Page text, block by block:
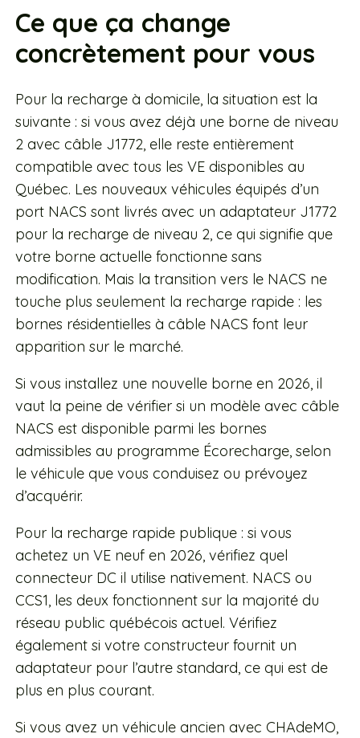
Ce que ça change
concrètement pour vous
Pour la recharge à domicile, la situation est la
suivante : si vous avez déjà une borne de niveau
2 avec câble J1772, elle reste entièrement
compatible avec tous les VE disponibles au
Québec. Les nouveaux véhicules équipés d’un
port NACS sont livrés avec un adaptateur J1772
pour la recharge de niveau 2, ce qui signifie que
votre borne actuelle fonctionne sans
modification. Mais la transition vers le NACS ne
touche plus seulement la recharge rapide : les
bornes résidentielles à câble NACS font leur
apparition sur le marché.
Si vous installez une nouvelle borne en 2026, il
vaut la peine de vérifier si un modèle avec câble
NACS est disponible parmi les bornes
admissibles au programme Écorecharge, selon
le véhicule que vous conduisez ou prévoyez
d’acquérir.
Pour la recharge rapide publique : si vous
achetez un VE neuf en 2026, vérifiez quel
connecteur DC il utilise nativement. NACS ou
CCS1, les deux fonctionnent sur la majorité du
réseau public québécois actuel. Vérifiez
également si votre constructeur fournit un
adaptateur pour l’autre standard, ce qui est de
plus en plus courant.
Si vous avez un véhicule ancien avec CHAdeMO,